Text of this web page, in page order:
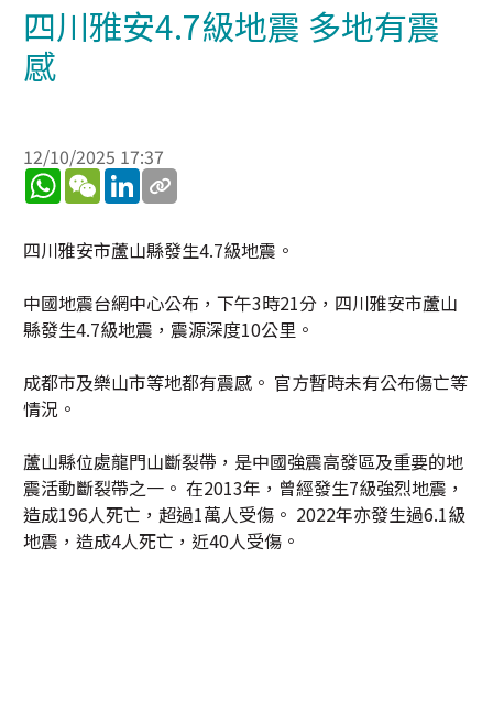
四川雅安4.7級地震 多地有震
感
12/10/2025 17:37
WhatsApp
WeChatLinkedIn
四川雅安市蘆山縣發生4.7級地震。
中國地震台網中心公布，下午3時21分，四川雅安市蘆山
縣發生4.7級地震，震源深度10公里。
成都市及樂山市等地都有震感。 官方暫時未有公布傷亡等
情況。
蘆山縣位處龍門山斷裂帶，是中國強震高發區及重要的地
震活動斷裂帶之一。 在2013年，曾經發生7級強烈地震，
造成196人死亡，超過1萬人受傷。 2022年亦發生過6.1級
地震，造成4人死亡，近40人受傷。